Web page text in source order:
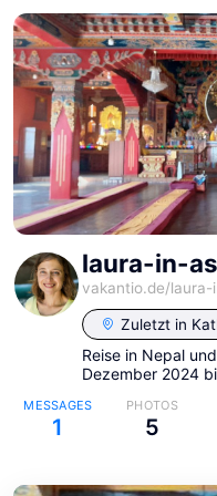
laura-in-
vakantio.de/laura-
Zuletzt in
Reise in Nepal
Dezember 2024
MESSAGES
1
PHOTOS
5